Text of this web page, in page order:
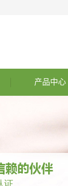
产品中心
济南ISO21434
济南ISO21448预